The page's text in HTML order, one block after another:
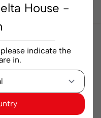
House -
indicate the
in.
y vegetales
1 litro